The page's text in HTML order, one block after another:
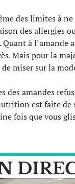
des limites à
des allergies
à l’amande
Mais pour la
miser sur la
des amandes
est faite de
fois que vous